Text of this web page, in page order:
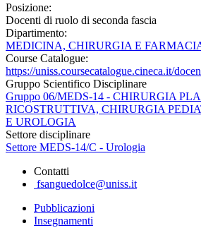
Posizione:
Docenti di ruolo di seconda fascia
Dipartimento:
MEDICINA, CHIRURGIA E
Course Catalogue:
https://uniss.coursecatalogue.cineca.it/
Gruppo Scientifico Disciplinare
Gruppo 06/MEDS-14 - CHIRURGIA
RICOSTRUTTIVA, CHIRURGIA
E UROLOGIA
Settore disciplinare
Settore MEDS-14/C - Urologia
Contatti
fsanguedolce@uniss.it
Pubblicazioni
Insegnamenti